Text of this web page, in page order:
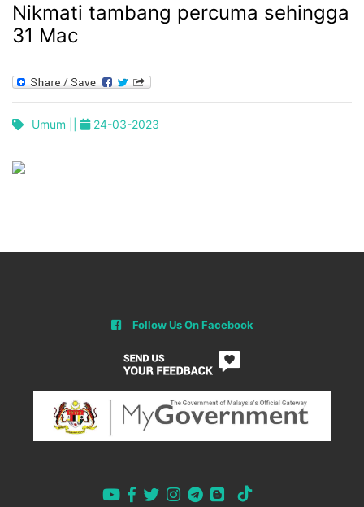
Nikmati tambang percuma sehingga
31 Mac
Umum || 24-03-2023
Follow Us On Facebook